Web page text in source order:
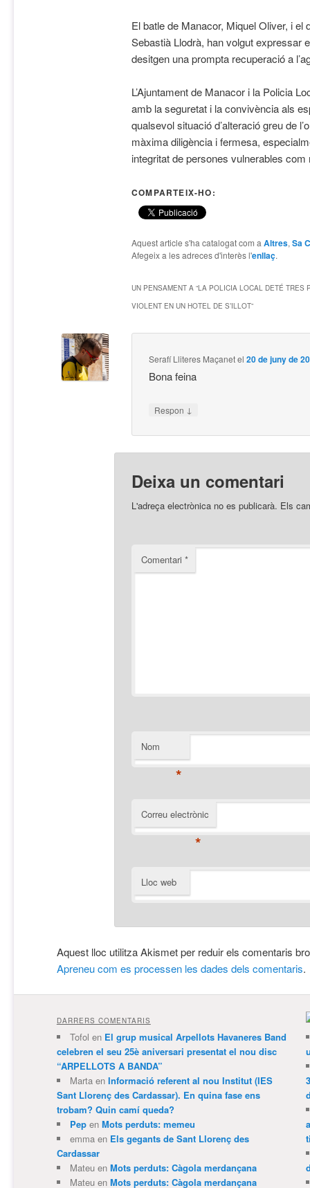
El batle de Manacor, Miquel Oliver, i el
Sebastià Llodrà, han volgut expressar
desitgen una prompta recuperació a
L’Ajuntament de Manacor i la Policia
amb la seguretat i la convivència als
qualsevol situació d’alteració greu de
màxima diligència i fermesa,
integritat de persones vulnerables com
COMPARTEIX-HO:
Aquest article s'ha catalogat com a Altres, Sa
Afegeix a les adreces d'interès l'enllaç.
UN PENSAMENT A “LA POLICIA LOCAL DETÉ TRES
VIOLENT EN UN HOTEL DE S’ILLOT”
Serafí Lliteres Maçanetel20 de juny de
Bona feina
Respon ↓
Deixa un comentari
L'adreça electrònica no es publicarà. Els
Comentari *
Nom
*
Correu electrònic
*
Lloc web
Aquest lloc utilitza Akismet per reduir els comentaris
Apreneu com es processen les dades dels comentaris.
DARRERS COMENTARIS
Tofol en El grup musical Arpellots Havaneres Band
celebren el seu 25è aniversari presentat el nou disc
“ARPELLOTS A BANDA”
Martaen Informació referent al nou Institut (IES
Sant Llorenç des Cardassar). En quina fase ens
trobam? Quin camí queda?
Pepen Mots perduts: memeu
emmaen Els gegants de Sant Llorenç des
Cardassar
Mateuen Mots perduts: Càgola merdançana
Mateuen Mots perduts: Càgola merdançana